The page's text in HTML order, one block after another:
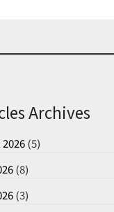
Archives
(5)
(8)
(3)